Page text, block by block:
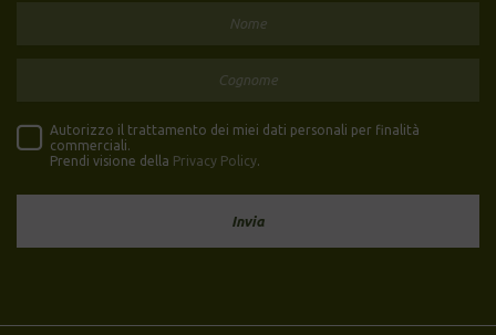
Autorizzo il trattamento dei miei dati personali per finalità
commerciali.
Prendi visione della Privacy Policy.